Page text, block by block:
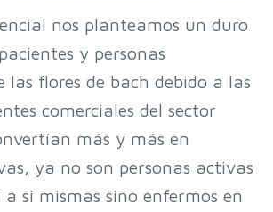
nos planteamos un duro
y personas
las flores de bach debido a las
comerciales del sector
más y más en
ya no son personas activas
a si mismas sino enfermos en